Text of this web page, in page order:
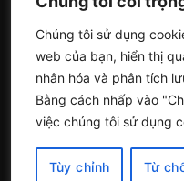
Chúng tôi sử dụng
web của bạn, hiển thị
nhân hóa và phân tích
Bằng cách nhấp vào
việc chúng tôi sử dụng
Tùy chỉnh Từ
phố Hồ Chí Minh
+84 (0) 936 285 335